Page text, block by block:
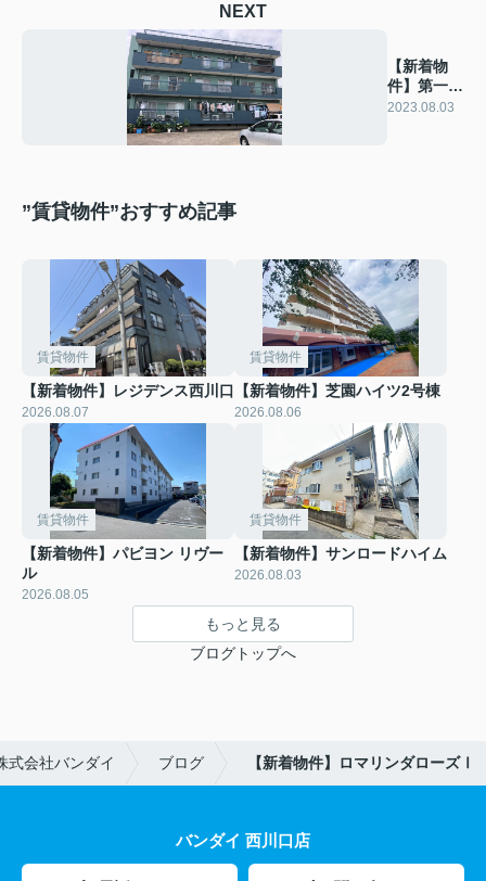
NEXT
【新着物
件】第一末
広マンショ
2023.08.03
”賃貸物件”おすすめ記事
賃貸物件
【新着物件】レジデンス西川口
2026.08.07
賃貸物件
【新着物件】芝園ハイツ2号棟
2026.08.06
賃貸物件
【新着物件】パビヨン リヴー
ル
2026.08.05
賃貸物件
【新着物件】サンロードハイム
2026.08.03
もっと見る
ブログトップへ
式会社バンダイ ブログ 【新着物件】ロマリンダローズⅠ
バンダイ 西川口店